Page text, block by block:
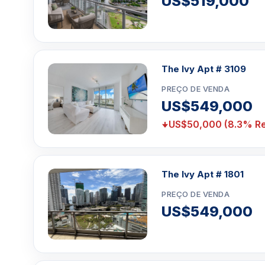
The Ivy Apt # 3109
PREÇO DE VENDA
US$549,000
US$50,000 (8.3%
The Ivy Apt # 1801
PREÇO DE VENDA
US$549,000